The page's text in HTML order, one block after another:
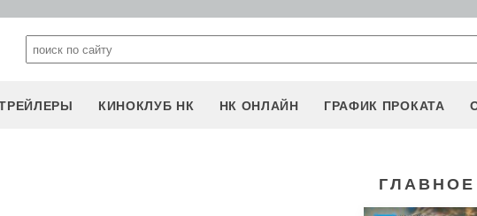
КИНОКЛУБ НК НК ОНЛАЙН ГРАФИК ПРОКАТА